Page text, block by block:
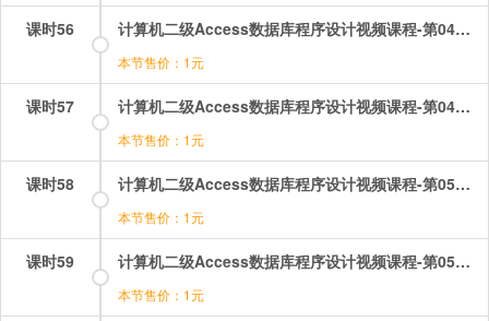
课时56 计算机二级Access数据库程序设计视频课程-第04章-操作：设计窗体（2）.mp4
本节售价：1元
课时57 计算机二级Access数据库程序设计视频课程-第04章-操作：设计窗体（3）.mp4
本节售价：1元
课时58 计算机二级Access数据库程序设计视频课程-第05章-5.1报表的基本概念与组成.mp4
本节售价：1元
课时59 计算机二级Access数据库程序设计视频课程-第05章-5.2创建报表.mp4
本节售价：1元